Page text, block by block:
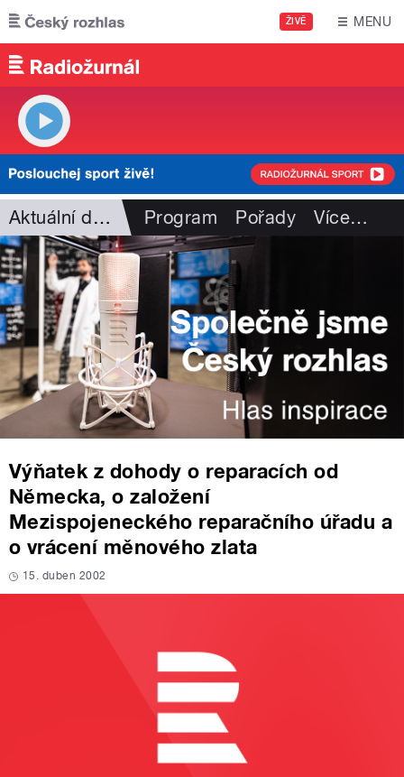
Přejít k hlavnímu obsahu
ŽIVĚ MENU
Aktuální dění Program Pořady Více…
Výňatek z dohody o reparacích od
Německa, o založení
Mezispojeneckého reparačního úřadu a
o vrácení měnového zlata
15. duben 2002